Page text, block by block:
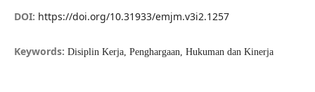
DOI: https://doi.org/10.31933/emjm.v3i2.1257
Keywords: Disiplin Kerja, Penghargaan, Hukuman dan Kinerja